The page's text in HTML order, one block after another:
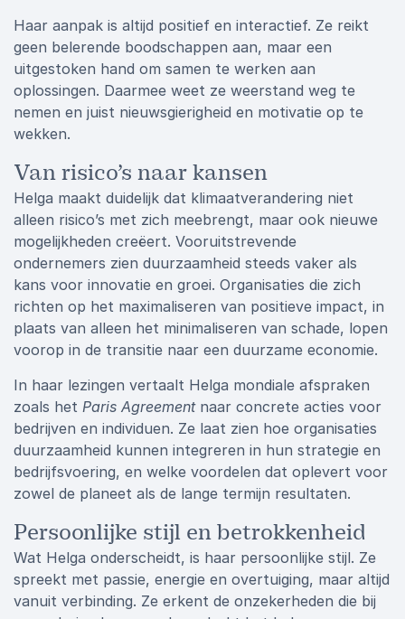
Haar aanpak is altijd positief en interactief. Ze reikt
geen belerende boodschappen aan, maar een
uitgestoken hand om samen te werken aan
oplossingen. Daarmee weet ze weerstand weg te
nemen en juist nieuwsgierigheid en motivatie op te
wekken.
Van risico’s naar kansen
Helga maakt duidelijk dat klimaatverandering niet
alleen risico’s met zich meebrengt, maar ook nieuwe
mogelijkheden creëert. Vooruitstrevende
ondernemers zien duurzaamheid steeds vaker als
kans voor innovatie en groei. Organisaties die zich
richten op het maximaliseren van positieve impact, in
plaats van alleen het minimaliseren van schade, lopen
voorop in de transitie naar een duurzame economie.
In haar lezingen vertaalt Helga mondiale afspraken
zoals het Paris Agreementnaar concrete acties voor
bedrijven en individuen. Ze laat zien hoe organisaties
duurzaamheid kunnen integreren in hun strategie en
bedrijfsvoering, en welke voordelen dat oplevert voor
zowel de planeet als de lange termijn resultaten.
Persoonlijke stijl en betrokkenheid
Wat Helga onderscheidt, is haar persoonlijke stijl. Ze
spreekt met passie, energie en overtuiging, maar altijd
vanuit verbinding. Ze erkent de onzekerheden die bij